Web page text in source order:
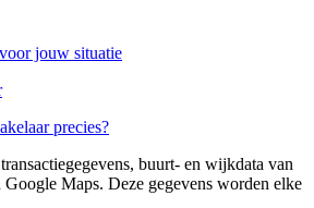
jouw situatie
precies?
buurt- en wijkdata van
Maps. Deze gegevens worden elke